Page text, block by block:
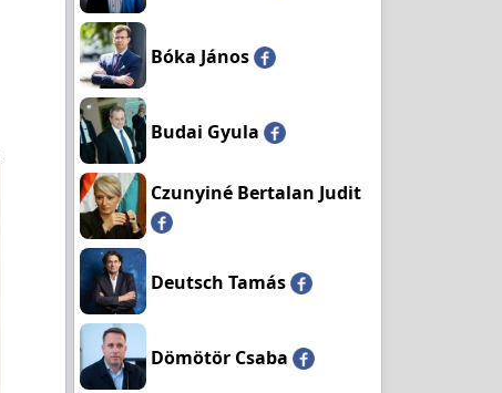
Bóka János
Budai Gyula
Czunyiné Bertalan Judit
Deutsch Tamás
Dömötör Csaba